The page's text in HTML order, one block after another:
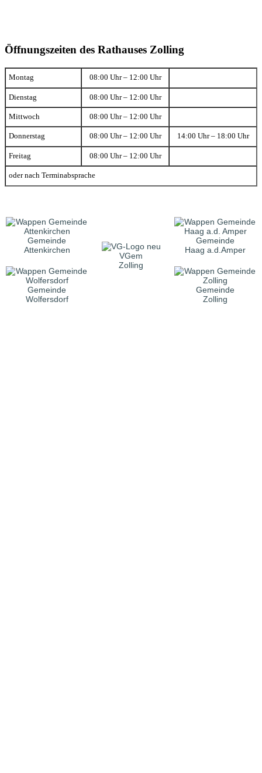
Öffnungszeiten des Rathauses Zolling
Montag 08:00 Uhr – 12:00 Uhr
Dienstag 08:00 Uhr – 12:00 Uhr
Mittwoch 08:00 Uhr – 12:00 Uhr
Donnerstag 08:00 Uhr – 12:00 Uhr 14:00 Uhr – 18:00 Uhr
Freitag 08:00 Uhr – 12:00 Uhr
oder nach Terminabsprache
Gemeinde
Attenkirchen
VGem
Zolling
Gemeinde
Haag a.d.Amper
Gemeinde
Wolfersdorf
Gemeinde
Zolling